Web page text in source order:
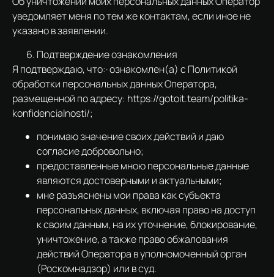
уведомляет меня по тем же контактам, если иное не
указано в заявлении.
Подтверждение ознакомления
Я подтверждаю, что:· ознакомлен(а) с Политикой
обработки персональных данных Оператора,
размещенной по адресу: https://gotoit.team/politika-
konfidencialnosti/;
понимаю значение своих действий и даю
согласие добровольно;
предоставленные мною персональные данные
являются достоверными и актуальными;
мне разъяснены мои права как субъекта
персональных данных, включая право на доступ
к своим данным, на их уточнение, блокирование,
уничтожение, а также право обжалования
действий Оператора в уполномоченный орган
(Роскомнадзор) или в суд.